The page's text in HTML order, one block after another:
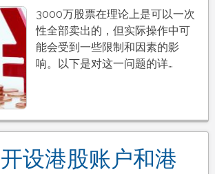
3000万股票在理论上是可以一次
性全部卖出的，但实际操作中可
能会受到一些限制和因素的影
响。以下是对这一问题的详…
设港股账户和港